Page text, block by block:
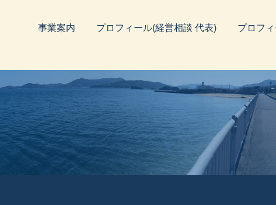
事業案内 プロフィール(経営相談 代表) プロフ